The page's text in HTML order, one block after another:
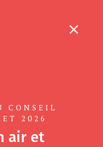
CONSEIL
2026
air et